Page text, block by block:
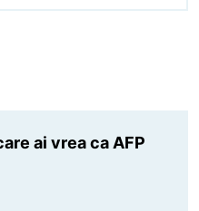
ai vrea ca AFP